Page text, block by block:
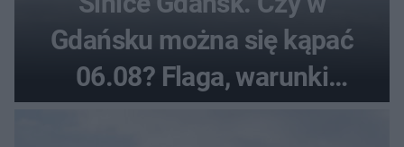
Gdańsku można się kąpać
06.08? Flaga, warunki
pogodowe